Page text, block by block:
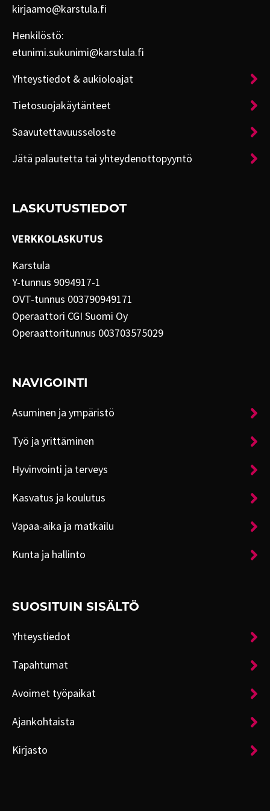
kirjaamo@karstula.fi
Henkilöstö:
etunimi.sukunimi@karstula.fi
Yhteystiedot & aukioloajat
Tietosuojakäytänteet
Saavutettavuusseloste
Jätä palautetta tai yhteydenottopyyntö
LASKUTUSTIEDOT
VERKKOLASKUTUS
Karstula
Y-tunnus 9094917-1
OVT-tunnus 003790949171
Operaattori CGI Suomi Oy
Operaattoritunnus 003703575029
NAVIGOINTI
Asuminen ja ympäristö
Työ ja yrittäminen
Hyvinvointi ja terveys
Kasvatus ja koulutus
Vapaa-aika ja matkailu
Kunta ja hallinto
SUOSITUIN SISÄLTÖ
Yhteystiedot
Tapahtumat
Avoimet työpaikat
Ajankohtaista
Kirjasto